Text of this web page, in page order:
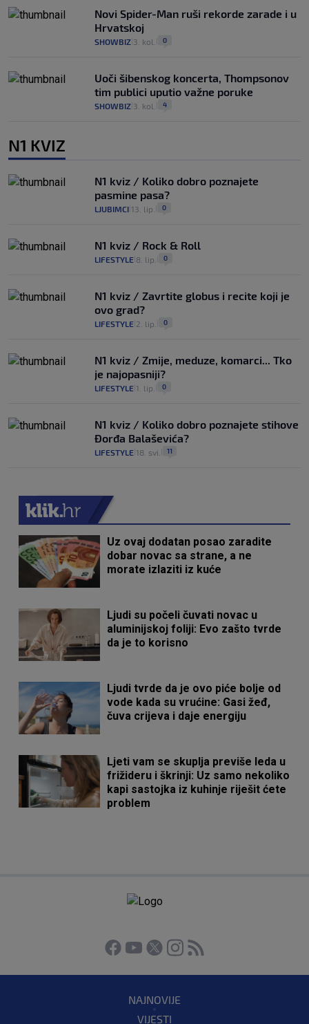
Novi Spider-Man ruši rekorde zarade i u
Hrvatskoj
SHOWBIZ 3. kol. 0
Uoči šibenskog koncerta, Thompsonov
tim publici uputio važne poruke
SHOWBIZ 3. kol. 4
N1 KVIZ
N1 kviz / Koliko dobro poznajete
pasmine pasa?
LJUBIMCI 13. lip. 0
N1 kviz / Rock & Roll
LIFESTYLE 8. lip. 0
N1 kviz / Zavrtite globus i recite koji je
ovo grad?
LIFESTYLE 2. lip. 0
N1 kviz / Zmije, meduze, komarci... Tko
je najopasniji?
LIFESTYLE 1. lip. 0
N1 kviz / Koliko dobro poznajete stihove
Đorđa Balaševića?
LIFESTYLE 18. svi. 11
Uz ovaj dodatan posao zaradite
dobar novac sa strane, a ne
morate izlaziti iz kuće
Ljudi su počeli čuvati novac u
aluminijskoj foliji: Evo zašto tvrde
da je to korisno
Ljudi tvrde da je ovo piće bolje od
vode kada su vrućine: Gasi žeđ,
čuva crijeva i daje energiju
Ljeti vam se skuplja previše leda u
frižideru i škrinji: Uz samo nekoliko
kapi sastojka iz kuhinje riješit ćete
problem
NAJNOVIJE
VIJESTI